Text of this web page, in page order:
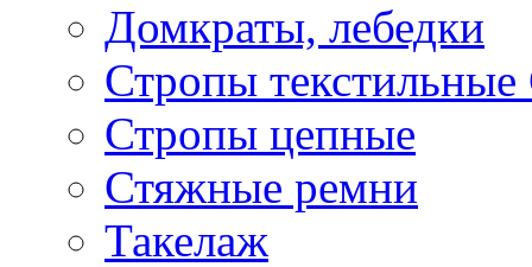
Домкраты, лебедки
Стропы
Стропы цепные
Стяжные ремни
Такелаж